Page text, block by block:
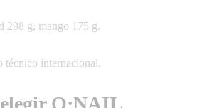
298 g, mango 175 g.
técnico internacional.